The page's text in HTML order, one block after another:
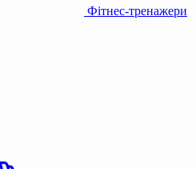
Фітнес-тренажери